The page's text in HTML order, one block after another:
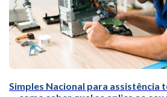
Simples Nacional para assistência